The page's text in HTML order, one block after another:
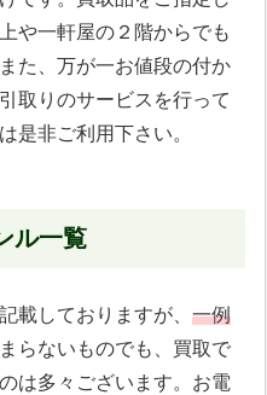
や一軒屋の２階からでも
た、万が一お値段の付か
取りのサービスを行って
是非ご利用下さい。
ル一覧
載しておりますが、一例
らないものでも、買取で
は多々ございます。お電